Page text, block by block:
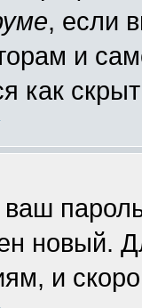
, если
и
как
новый.
и